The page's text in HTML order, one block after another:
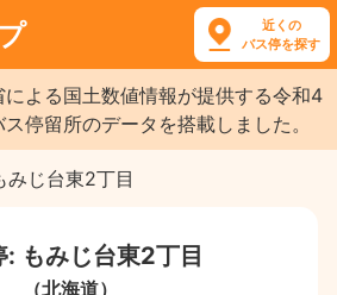
近くの
バス停を探す
よる国土数値情報が提供する令和4
停留所のデータを搭載しました。
みじ台東2丁目
: もみじ台東2丁目
（北海道）